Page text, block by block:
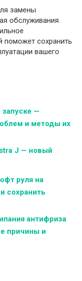
замены
обслуживания
поможет сохранить
вашего
—
и методы их
J — новый
руля на
сохранить
антифриза
причины и